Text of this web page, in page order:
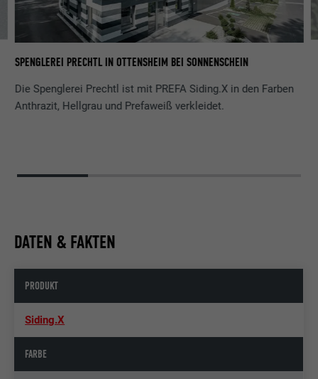
SPENGLEREI PRECHTL IN OTTENSHEIM BEI SONNENSCHEIN
Die Spenglerei Prechtl ist mit PREFA Siding.X in den Farben
Anthrazit, Hellgrau und Prefaweiß verkleidet.
DATEN & FAKTEN
PRODUKT
Siding.X
FARBE